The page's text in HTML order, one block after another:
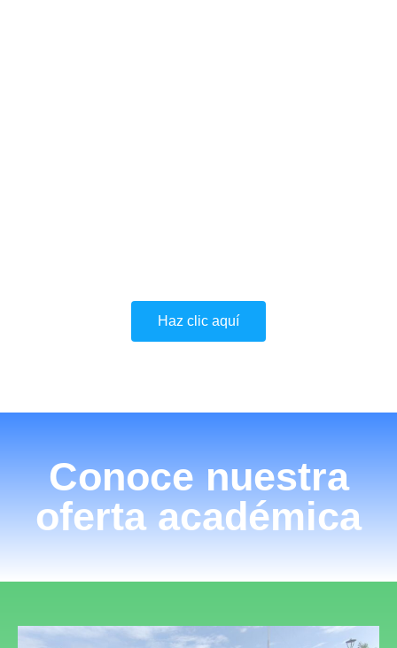
Haz clic aquí
Conoce nuestra
oferta académica